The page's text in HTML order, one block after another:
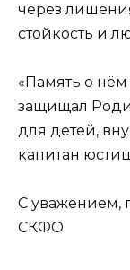
через
стойкость и
«Память о нём
защищал
для детей,
капитан
С уважением,
СКФО